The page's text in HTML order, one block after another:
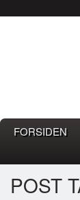
FORSIDEN
POST